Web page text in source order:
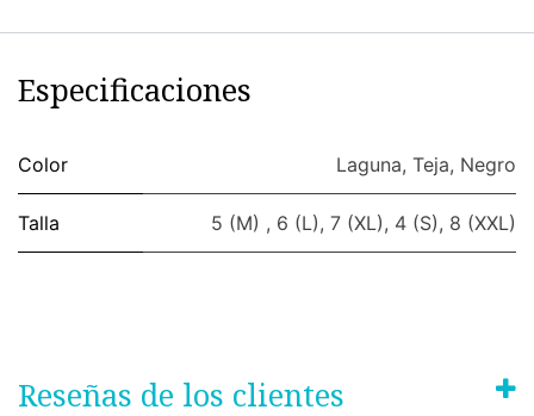
Especificaciones
Color Laguna, Teja, Negro
Talla 5 (M) , 6 (L), 7 (XL), 4 (S), 8 (XXL)
Reseñas de los clientes